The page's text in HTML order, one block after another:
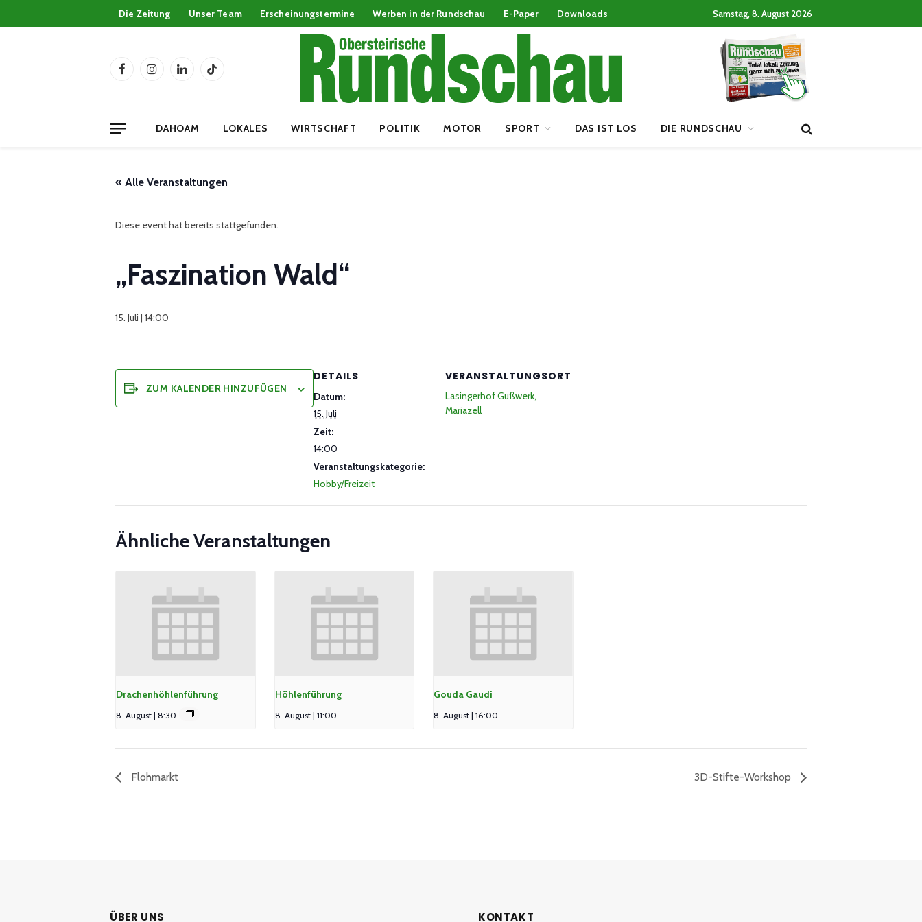
Die Zeitung Unser Team Erscheinungstermine Werben in der Rundschau E-Paper Downloads Samstag, 8. August 2026
FacebookInstagramLinkedInTikTok
DAHOAM LOKALES WIRTSCHAFT POLITIK MOTOR SPORT DAS IST LOS DIE RUNDSCHAU
« Alle Veranstaltungen
Diese event hat bereits stattgefunden.
„Faszination Wald“
15. Juli | 14:00
ZUM KALENDER HINZUFÜGEN
DETAILS
Datum:
15. Juli
Zeit:
14:00
Veranstaltungskategorie:
Hobby/Freizeit
VERANSTALTUNGSORT
Lasingerhof Gußwerk,
Mariazell
Ähnliche Veranstaltungen
Drachenhöhlenführung
8. August | 8:30
Höhlenführung
8. August | 11:00
Gouda Gaudi
8. August | 16:00
Flohmarkt 3D-Stifte-Workshop
ÜBER UNS KONTAKT